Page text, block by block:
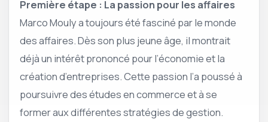
Première étape : La passion pour les affaires
Marco Mouly a toujours été fasciné par le monde
des affaires. Dès son plus jeune âge, il montrait
déjà un intérêt prononcé pour l’économie et la
création d’entreprises. Cette passion l’a poussé à
poursuivre des études en commerce et à se
former aux différentes stratégies de gestion.